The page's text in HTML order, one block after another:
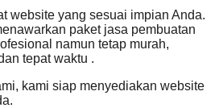
website yang sesuai impian Anda.
paket jasa pembuatan
namun tetap murah,
tepat waktu .
kami siap menyediakan website